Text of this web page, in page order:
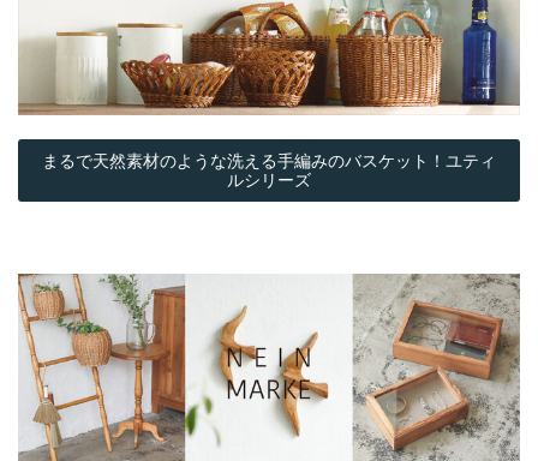
まるで天然素材のような洗える手編みのバスケット！ユティ
ルシリーズ